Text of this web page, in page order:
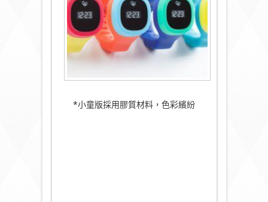
*小童版採用膠質材料，色彩繽紛